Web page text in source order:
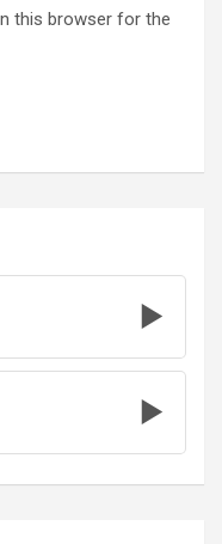
this browser for the